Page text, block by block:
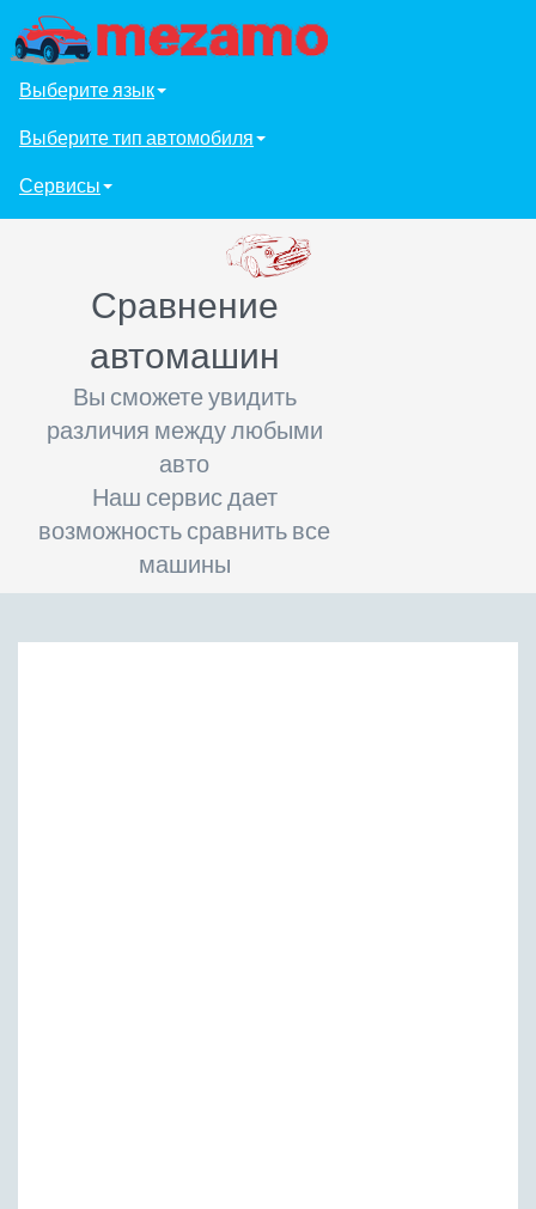
Выберите язык
Выберите тип автомобиля
Сервисы
Сравнение
автомашин
Вы сможете увидить
различия между любыми
авто
Наш сервис дает
возможность сравнить все
машины